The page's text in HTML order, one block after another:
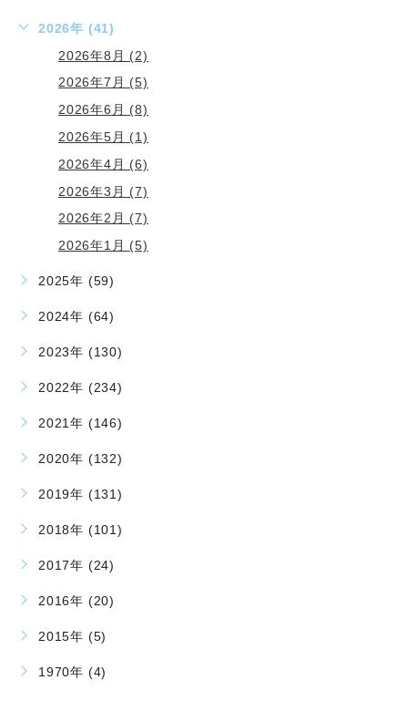
2026年 (41)
2026年8月 (2)
2026年7月 (5)
2026年6月 (8)
2026年5月 (1)
2026年4月 (6)
2026年3月 (7)
2026年2月 (7)
2026年1月 (5)
2025年 (59)
2024年 (64)
2023年 (130)
2022年 (234)
2021年 (146)
2020年 (132)
2019年 (131)
2018年 (101)
2017年 (24)
2016年 (20)
2015年 (5)
1970年 (4)